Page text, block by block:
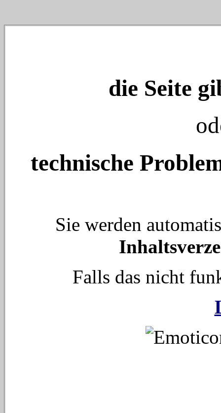
die Seite
technische
Sie werden
Falls das nicht